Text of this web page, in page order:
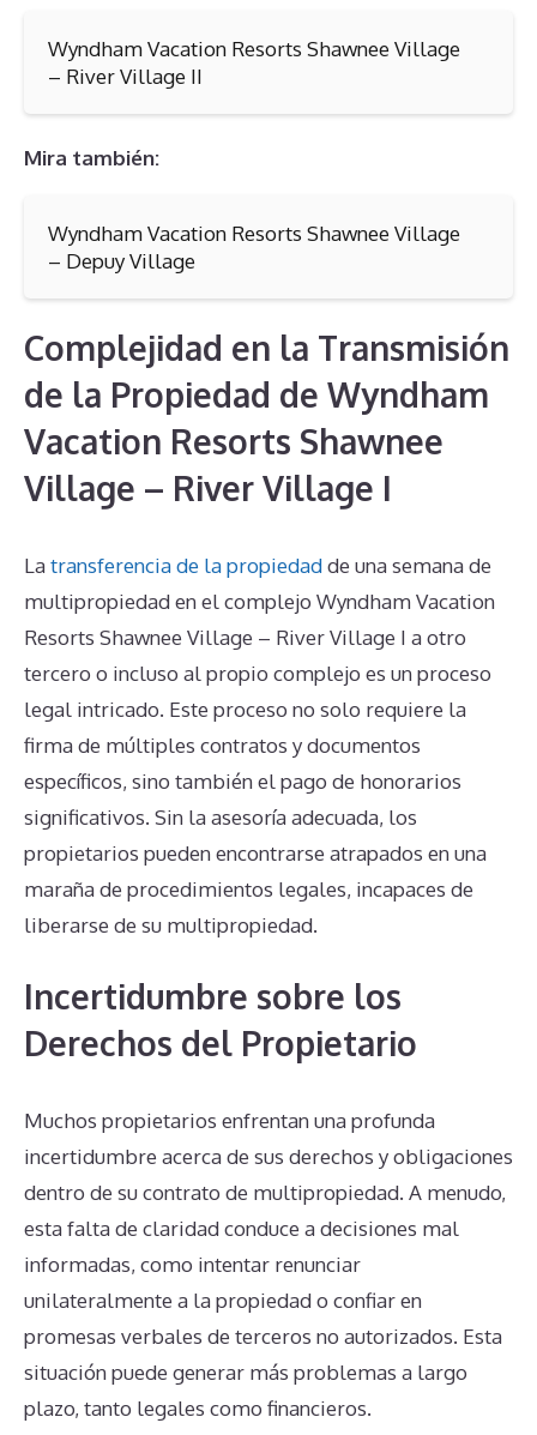
Wyndham Vacation Resorts Shawnee Village
– River Village II
Mira también:
Wyndham Vacation Resorts Shawnee Village
– Depuy Village
Complejidad en la Transmisión
de la Propiedad de Wyndham
Vacation Resorts Shawnee
Village – River Village I
Latransferencia de la propiedadde una semana de
multipropiedad en el complejo Wyndham Vacation
Resorts Shawnee Village – River Village I a otro
tercero o incluso al propio complejo es un proceso
legal intricado. Este proceso no solo requiere la
firma de múltiples contratos y documentos
específicos, sino también el pago de honorarios
significativos. Sin la asesoría adecuada, los
propietarios pueden encontrarse atrapados en una
maraña de procedimientos legales, incapaces de
liberarse de su multipropiedad.
Incertidumbre sobre los
Derechos del Propietario
Muchos propietarios enfrentan una profunda
incertidumbre acerca de sus derechos y obligaciones
dentro de su contrato de multipropiedad. A menudo,
esta falta de claridad conduce a decisiones mal
informadas, como intentar renunciar
unilateralmente a la propiedad o confiar en
promesas verbales de terceros no autorizados. Esta
situación puede generar más problemas a largo
plazo, tanto legales como financieros.